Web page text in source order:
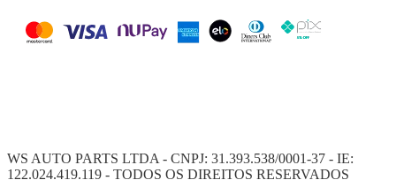
WS AUTO PARTS LTDA - CNPJ: 31.393.538/0001-37 - IE:
122.024.419.119 - TODOS OS DIREITOS RESERVADOS